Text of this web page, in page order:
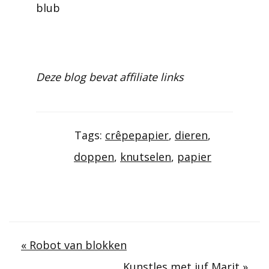
blub
Deze blog bevat affiliate links
Tags: crêpepapier, dieren,
doppen, knutselen, papier
Berichtnavigatie
« Robot van blokken